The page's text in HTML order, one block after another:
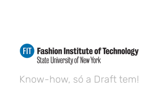
Know-how, só a Draft tem!